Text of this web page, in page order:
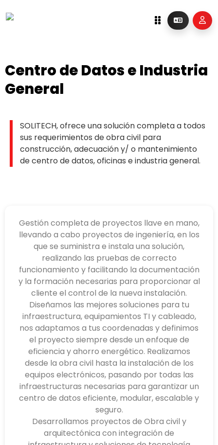
Centro de Datos e Industria
General
SOLITECH, ofrece una solución completa a todos
sus requerimientos de obra civil para
construcción, adecuación y/ o mantenimiento
de centro de datos, oficinas e industria general.
Gestión completa de proyectos llave en mano,
llevando a cabo proyectos de ingeniería, en los
que se suministra e instala una solución,
realizando las pruebas de correcto
funcionamiento y facilitando la documentación
y la formación necesarias para proporcionar al
cliente el control de la nueva instalación.
Diseñamos las mejores soluciones para tu
infraestructura, equipamientos TI y cableado,
nos adaptamos a tus coordenadas y definimos
el proyecto siempre desde un enfoque de
eficiencia y ahorro energético. Realizamos
desde la obra civil hasta la instalación de los
equipos electrónicos, pasando por todas las
infraestructuras necesarias para garantizar un
centro de datos eficiente, modular, escalable y
seguro.
Desarrollamos proyectos de Obra civil y
arquitectónica con integración de